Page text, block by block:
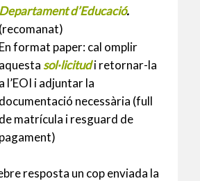
Departament d’Educació.
(recomanat)
En format paper: cal omplir
aquestasol·licitudi retornar-la
a l’EOI i adjuntar la
documentació necessària (full
de matrícula i resguard de
pagament)
resposta un cop enviada la